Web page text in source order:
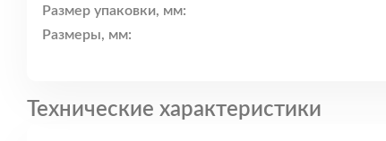
Размер упаковки, мм:
Размеры, мм:
Технические характеристики